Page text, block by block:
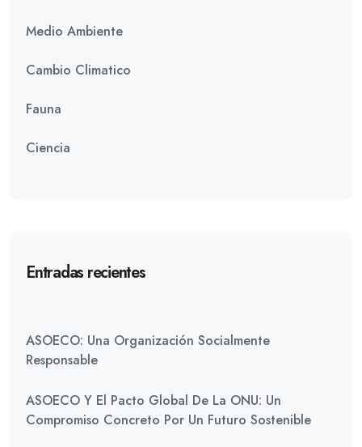
Medio Ambiente
Cambio Climatico
Fauna
Ciencia
Entradas recientes
ASOECO: Una Organización Socialmente
Responsable
ASOECO Y El Pacto Global De La ONU: Un
Compromiso Concreto Por Un Futuro Sostenible